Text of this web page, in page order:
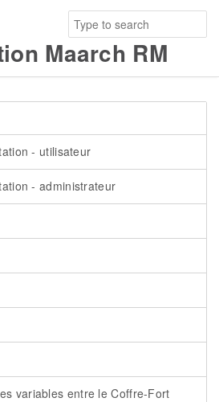
Maarch RM
- utilisateur
- administrateur
variables entre le Coffre-Fort